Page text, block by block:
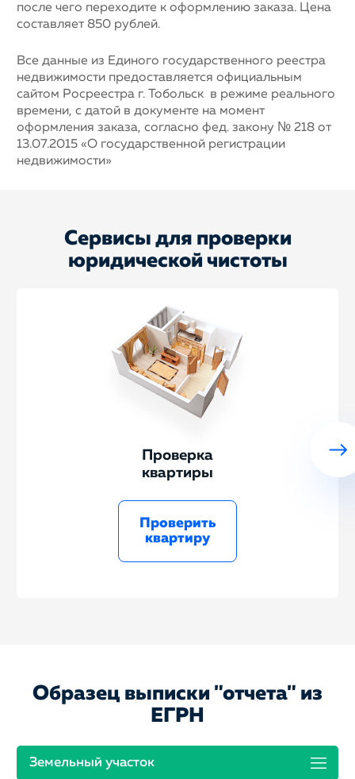
после чего переходите к оформлению заказа. Цена
составляет 850 рублей.
Все данные из Единого государственного реестра
недвижимости предоставляется официальным
сайтом Росреестра г. Тобольск в режиме реального
времени, с датой в документе на момент
оформления заказа, согласно фед. закону № 218 от
13.07.2015 «О государственной регистрации
недвижимости»
Сервисы для проверки
юридической чистоты
Проверка
квартиры
Проверить
квартиру
Образец выписки "отчета" из
ЕГРН
Земельный участок